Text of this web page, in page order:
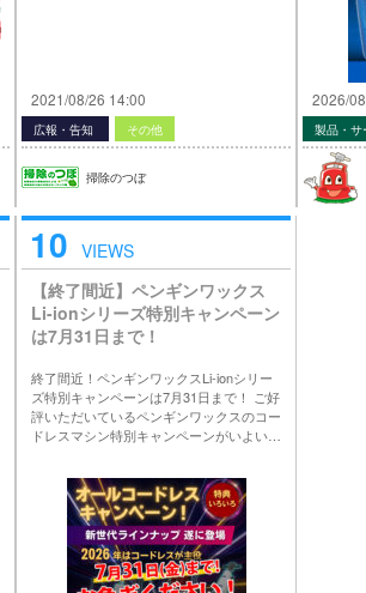
2021/08/26 14:00
広報・告知 その他
掃除のつぼ
2026/
製品・サ
10 VIEWS
【終了間近】ペンギンワックス
Li-ionシリーズ特別キャンペーン
は7月31日まで！
終了間近！ペンギンワックスLi-ionシリー
ズ特別キャンペーンは7月31日まで！ ご好
評いただいているペンギンワックスのコー
ドレスマシン特別キャンペーンがいよい…